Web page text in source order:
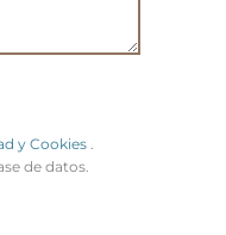
y Cookies
de datos.